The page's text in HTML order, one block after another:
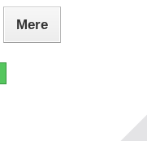
Mere